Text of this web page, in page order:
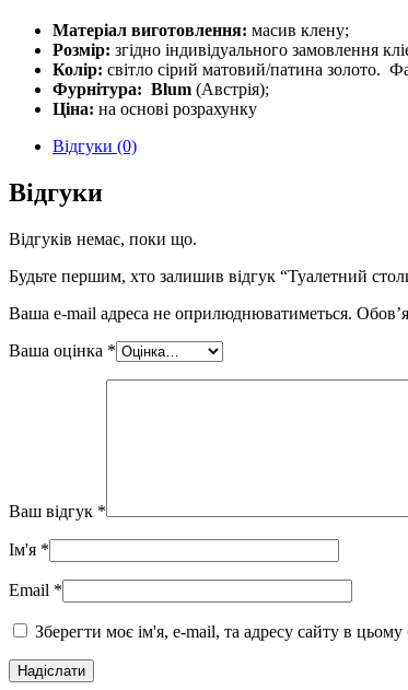
Матеріал виготовлення: масив клену;
Розмір: згідно індивідуального замовлення
Колір: світло сірий матовий/патина золото.
Фурнітура: Blum (Австрія);
Ціна: на основі розрахунку
Відгуки (0)
Відгуки
Відгуків немає, поки що.
Будьте першим, хто залишив відгук “Туалетний
Ваша e-mail адреса не оприлюднюватиметься.
Ваша оцінка *
Ваш відгук *
Ім'я *
Email *
Зберегти моє ім'я, e-mail, та адресу сайту в